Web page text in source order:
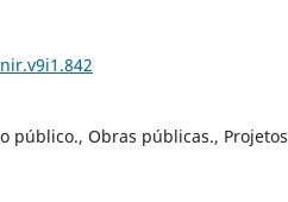
público., Obras públicas., Projetos